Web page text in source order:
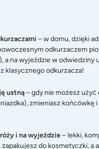
– w domu, dzięki
odkurzaczem
a na wyjeździe w odwiedziny
klasycznego odkurzacza!
ustną– gdy nie możesz użyć
zmieniasz końcówkę
i na wyjeździe– lekki,
zapakujesz do kosmetyczki, a